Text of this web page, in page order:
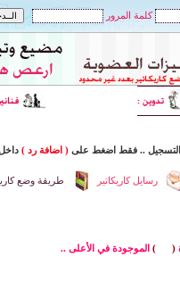
كلمة المرور
.. فقط اضغط على ( اضافة رد ) داخل
طريقة وضع رسايل كاريكاتير
(
) الموجودة في الأعلى ..